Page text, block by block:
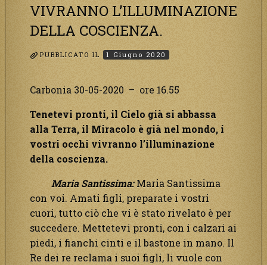
VIVRANNO L’ILLUMINAZIONE
DELLA COSCIENZA.
PUBBLICATO IL 1 Giugno 2020
Carbonia 30-05-2020 – ore 16.55
Tenetevi pronti, il Cielo già si abbassa
alla Terra, il Miracolo è già nel mondo, i
vostri occhi vivranno l’illuminazione
della coscienza.
Maria Santissima:Maria Santissima
con voi. Amati figli, preparate i vostri
cuori, tutto ciò che vi è stato rivelato è per
succedere. Mettetevi pronti, con i calzari ai
piedi, i fianchi cinti e il bastone in mano. Il
Re dei re reclama i suoi figli, li vuole con